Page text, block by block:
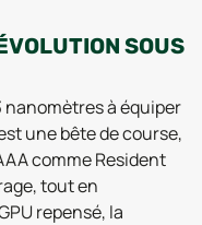
SOUS
nanomètres à équiper
une bête de course,
comme Resident
tout en
repensé, la